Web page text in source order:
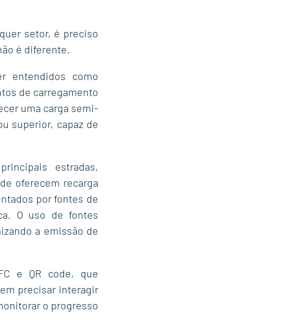
setor, é preciso
é diferente.
entendidos como
de carregamento
uma carga semi-
superior, capaz de
estradas,
oferecem recarga
por fontes de
O uso de fontes
a emissão de
e QR code, que
precisar interagir
o progresso